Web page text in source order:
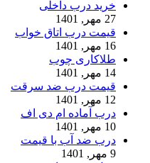
خرید درب داخلی
27 مهر, 1401
قیمت درب اتاق خواب
16 مهر, 1401
طلاکاری چوب
14 مهر, 1401
قیمت درب ضد سرقت
12 مهر, 1401
درب آماده ام دی اف
10 مهر, 1401
درب ضد آب با قیمت
9 مهر, 1401